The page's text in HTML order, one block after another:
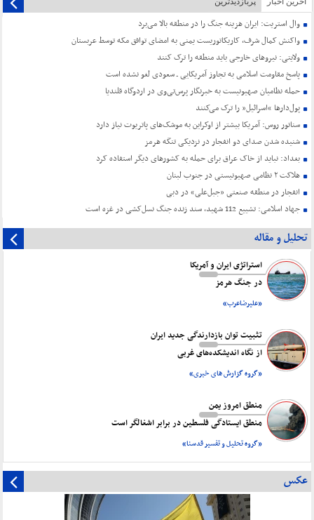
وال استریت: ایران هزینه جنگ را در منطقه بالا می‌برد
واکنش کمال شرف، کاریکاتوریست یمنی به امضای توافق مکه توسط عربستان
ولایتی: نیروهای خارجی باید منطقه را ترک کنند
پاسخ مقاومت اسلامی به تجاوز آمریکایی ـ سعودی لغو نشده است
حمله نظامیان صهیونیست به خبرنگار پرس‌تی‌وی در اردوگاه قلندیا
پول‌دارها “اسرائیل” را ترک می‌کنند
سناتور روس: آمریکا بیشتر از اوکراین به موشک‌های پاتریوت نیاز دارد
شنیده شدن صدای دو انفجار در نزدیکی تنگه هرمز
بغداد: نباید از خاک عراق برای حمله به کشورهای دیگر استفاده کرد
هلاکت ۲ نظامی صهیونیستی در جنوب لبنان
انفجار در منطقه صنعتی «جبل‌علی» در دبی
جهاد اسلامی: تشییع 112 شهید، سند زنده جنگ نسل‌کشی در غزه است
تحلیل و مقاله
استراتژی ایران و آمریکا
در جنگ هرمز
«علیرضاعرب»
تثبیت توان بازدارندگی جدید ایران
از نگاه اندیشکده‌های غربی
«گروه گزارش های خبری»
منطق امروز یمن
منطق ایستادگی فلسطین در برابر اشغالگر است
«گروه تحلیل و تفسیر قدسنا»
عکس